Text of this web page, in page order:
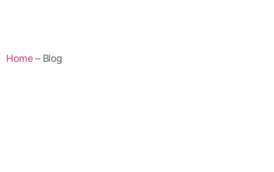
Home– Blog